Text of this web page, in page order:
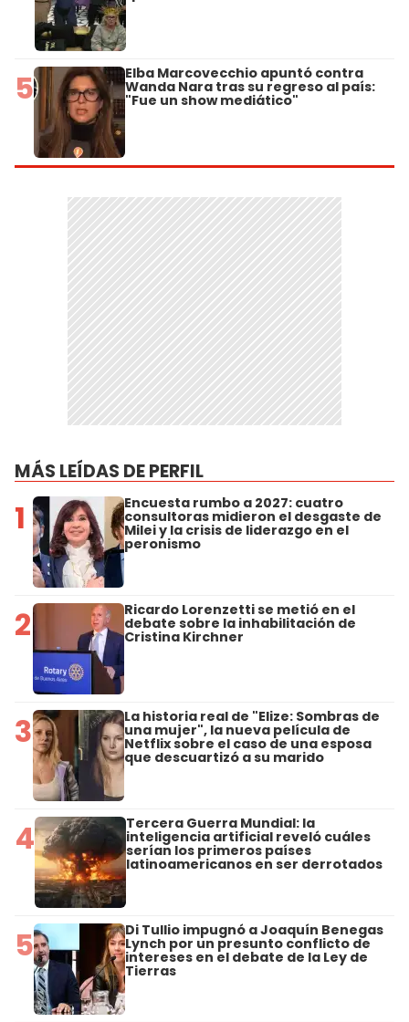
5 Elba Marcovecchio apuntó contra
Wanda Nara tras su regreso al país:
"Fue un show mediático"
MÁS LEÍDAS DE PERFIL
1 Encuesta rumbo a 2027: cuatro
consultoras midieron el desgaste de
Milei y la crisis de liderazgo en el
peronismo
2 Ricardo Lorenzetti se metió en el
debate sobre la inhabilitación de
Cristina Kirchner
3 La historia real de "Elize: Sombras de
una mujer", la nueva película de
Netflix sobre el caso de una esposa
que descuartizó a su marido
4 Tercera Guerra Mundial: la
inteligencia artificial reveló cuáles
serían los primeros países
latinoamericanos en ser derrotados
5 Di Tullio impugnó a Joaquín Benegas
Lynch por un presunto conflicto de
intereses en el debate de la Ley de
Tierras